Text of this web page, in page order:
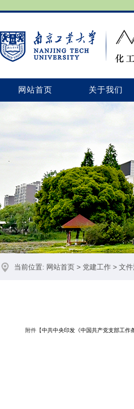
网站首页 关于我们
当前位置: 网站首页 > 党建工作 > 文
附件【中共中央印发《中国共产党支部工作